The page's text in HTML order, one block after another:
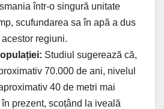
într-o singură unitate
scufundarea sa în apă a dus
acestor regiuni.
Studiul sugerează că,
70.000 de ani, nivelul
40 de metri mai
prezent, scoțând la iveală